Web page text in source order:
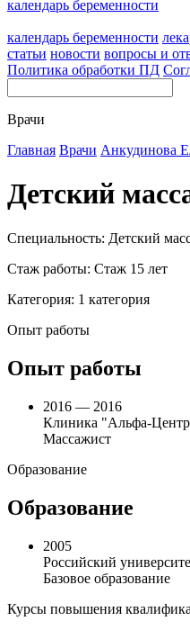
календарь беременности
календарь беременности
статьи новости вопросы и
Политика обработки ПД
Врачи
Главная Врачи Анкудинова
Детский
Специальность: Детский
Стаж работы: Стаж 15 лет
Категория: 1 категория
Опыт работы
Опыт работы
2016 — 2016
Клиника "Альфа-Центр
Массажист
Образование
Образование
2005
Российский
Базовое образование
Курсы повышения